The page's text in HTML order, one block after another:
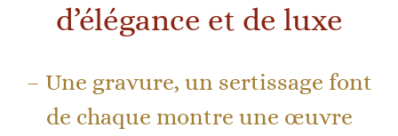
d’élégance et de luxe
– Une gravure, un sertissage font
de chaque montre une œuvre